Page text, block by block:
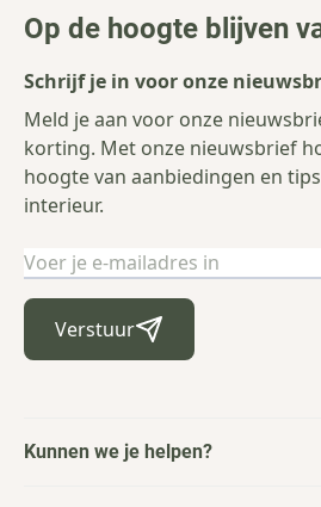
Op de hoogte blijven
Schrijf je in voor onze
Meld je aan voor onze
korting. Met onze nieuwsbrief
hoogte van aanbiedingen en
interieur.
E-mailadres
Verstuur
Kunnen we je helpen?